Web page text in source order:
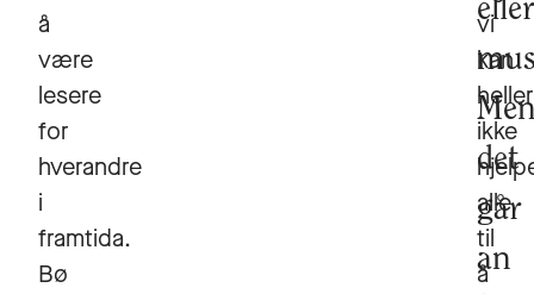
å
være
lesere
for
hverandre
i
framtida.
Bø
eller
det
går
an
vi
kan
heller
ikke
alle
til
å